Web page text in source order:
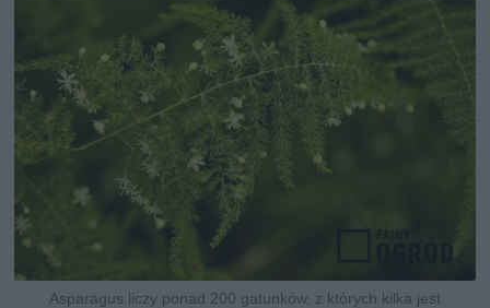
Asparagus liczy ponad 200 gatunków, z których kilka jest